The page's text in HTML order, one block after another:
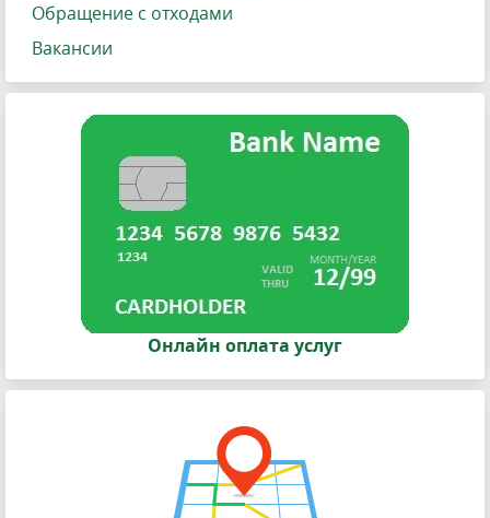
Обращение с отходами
Вакансии
Онлайн оплата услуг